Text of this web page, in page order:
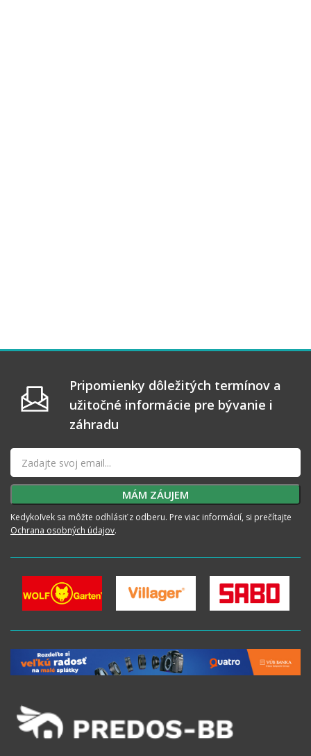
Pripomienky dôležitých termínov a
užitočné informácie pre bývanie i
záhradu
Kedykoľvek sa môžte odhlásiť z odberu. Pre viac informácií, si prečítajte
Ochrana osobných údajov.